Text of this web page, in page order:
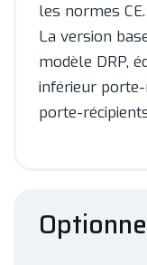
les normes CE.
La version
modèle DRP,
inférieur
porte-